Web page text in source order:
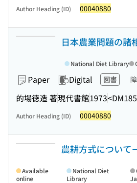
Author Heading (ID) 00040880
日本農業問題の諸
Paper Digital 図書
的場徳造 著現代書館1973
National Diet Library
Author Heading (ID) 00040880
農耕方式について
Available
online
National Diet
Library